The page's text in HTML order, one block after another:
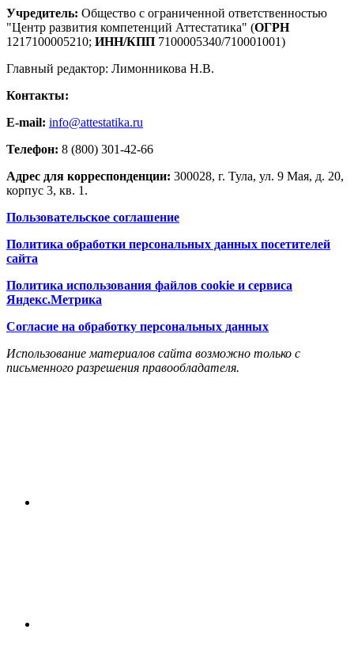
Учредитель: Общество с ограниченной ответственностью
"Центр развития компетенций Аттестатика" (ОГРН
1217100005210; ИНН/КПП 7100005340/710001001)
Главный редактор: Лимонникова Н.В.
Контакты:
E-mail: info@attestatika.ru
Телефон: 8 (800) 301-42-66
Адрес для корреспонденции: 300028, г. Тула, ул. 9 Мая, д. 20,
корпус 3, кв. 1.
Пользовательское соглашение
Политика обработки персональных данных посетителей
сайта
Политика использования файлов cookie и сервиса
Яндекс.Метрика
Согласие на обработку персональных данных
Использование материалов сайта возможно только с
письменного разрешения правообладателя.